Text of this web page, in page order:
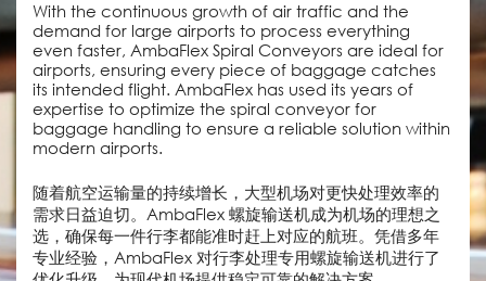
With the continuous growth of air traffic and the
demand for large airports to process everything
even faster, AmbaFlex Spiral Conveyors are ideal for
airports, ensuring every piece of baggage catches
its intended flight. AmbaFlex has used its years of
expertise to optimize the spiral conveyor for
baggage handling to ensure a reliable solution within
modern airports.
随着航空运输量的持续增长，大型机场对更快处理效率的
需求日益迫切。AmbaFlex 螺旋输送机成为机场的理想之
选，确保每一件行李都能准时赶上对应的航班。凭借多年
专业经验，AmbaFlex 对行李处理专用螺旋输送机进行了